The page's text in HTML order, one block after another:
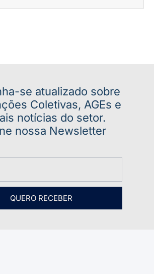
se atualizado sobre
Coletivas, AGEs e
notícias do setor.
nossa Newsletter
QUERO RECEBER